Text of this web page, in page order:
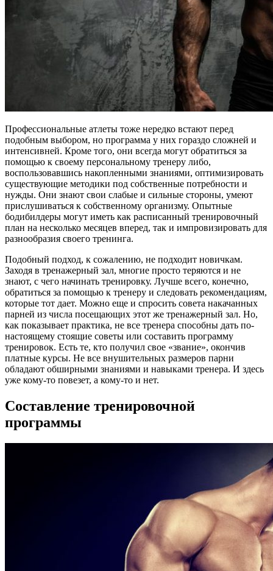
Профессиональные атлеты тоже нередко встают перед
подобным выбором, но программа у них гораздо сложней и
интенсивней. Кроме того, они всегда могут обратиться за
помощью к своему персональному тренеру либо,
воспользовавшись накопленными знаниями, оптимизировать
существующие методики под собственные потребности и
нужды. Они знают свои слабые и сильные стороны, умеют
прислушиваться к собственному организму. Опытные
бодибилдеры могут иметь как расписанный тренировочный
план на несколько месяцев вперед, так и импровизировать для
разнообразия своего тренинга.
Подобный подход, к сожалению, не подходит новичкам.
Заходя в тренажерный зал, многие просто теряются и не
знают, с чего начинать тренировку. Лучше всего, конечно,
обратиться за помощью к тренеру и следовать рекомендациям,
которые тот дает. Можно еще и спросить совета накачанных
парней из числа посещающих этот же тренажерный зал. Но,
как показывает практика, не все тренера способны дать по-
настоящему стоящие советы или составить программу
тренировок. Есть те, кто получил свое «звание», окончив
платные курсы. Не все внушительных размеров парни
обладают обширными знаниями и навыками тренера. И здесь
уже кому-то повезет, а кому-то и нет.
Составление тренировочной
программы